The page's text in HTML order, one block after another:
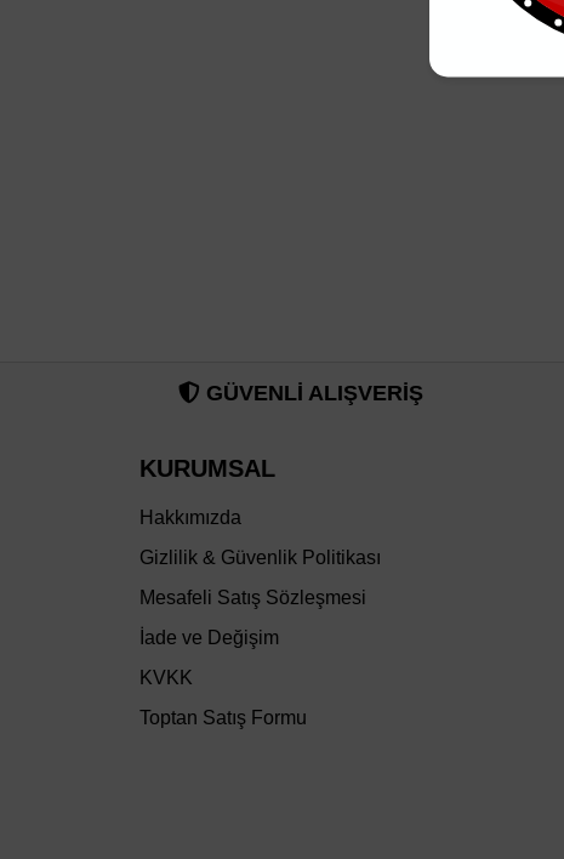
GÜVENLİ ALIŞVERİŞ
KURUMSAL
Hakkımızda
Gizlilik & Güvenlik Politikası
Mesafeli Satış Sözleşmesi
İade ve Değişim
KVKK
Toptan Satış Formu